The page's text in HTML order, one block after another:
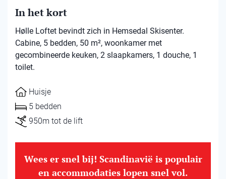
In het kort
Hølle Loftet bevindt zich in Hemsedal Skisenter.
Cabine, 5 bedden, 50 m², woonkamer met
gecombineerde keuken, 2 slaapkamers, 1 douche, 1
toilet.
Huisje
5 bedden
950m tot de lift
Wees er snel bij! Scandinavië is populair
en accommodaties lopen snel vol.